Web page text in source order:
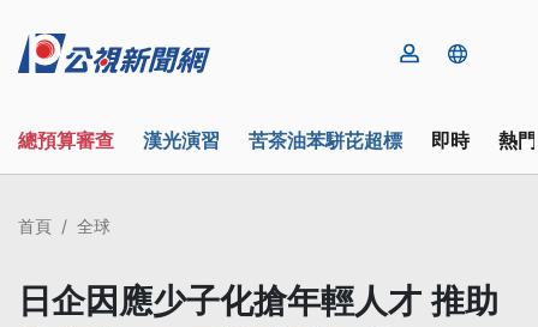
總預算審查 漢光演習 苦茶油苯駢芘超標 即時 熱
首頁 全球
日企因應少子化搶年輕人才 推助